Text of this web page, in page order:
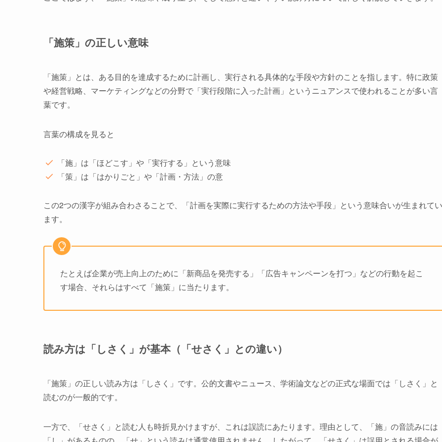
「施策」の正しい意味
「施策」とは、ある目的を達成するために計画し、実行される具体的な手段や方針のことを指します。特に政策
や経営戦略、マーケティングなどの分野で「実行段階に入った計画」というニュアンスで使われることが多い言
葉です。
言葉の構成を見ると
「施」は「ほどこす」や「実行する」という意味
「策」は「はかりごと」や「計画・方法」の意
この2つの漢字が組み合わさることで、「計画を実際に実行するための方法や手段」という意味合いが生まれてい
ます。
たとえば企業が売上向上のために「新商品を発売する」「広告キャンペーンを打つ」などの行動を起こ
す場合、それらはすべて「施策」に当たります。
読み方は「しさく」が基本（「せさく」との違い）
「施策」の正しい読み方は「しさく」です。公的文書やニュース、学術論文などの正式な場面では「しさく」と
読むのが一般的です。
一方で、「せさく」と読む人も時折見かけますが、これは誤読にあたります。理由として、「施」の音読みには